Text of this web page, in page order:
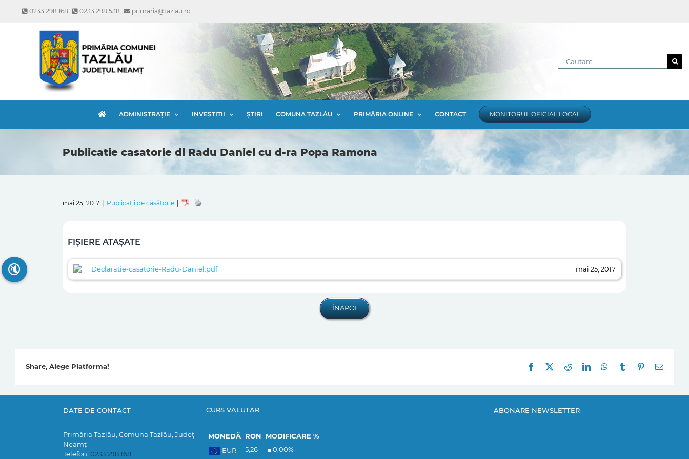
content
0233.298.168 0233.298.538 primaria@tazlau.ro
Cautare...
ADMINISTRAȚIE INVESTIȚII ȘTIRI COMUNA TAZLĂU PRIMĂRIA ONLINE CONTACT MONITORUL OFICIAL LOCAL
Publicatie casatorie dl Radu Daniel cu d-ra Popa Ramona
mai 25, 2017 Publicații de căsătorie
FIȘIERE ATAȘATE
Declaratie-casatorie-Radu-Daniel.pdf mai 25, 2017
Share, Alege Platforma! Facebook RedditLinkedInWhatsApp
Tumblr Pinterest
E-
DATE DE CONTACT
Primăria Tazlău, Comuna Tazlău, Județ
Neamț
Telefon: 0233.298.168
CURS VALUTAR
MONEDĂ RON
MODIFICARE %
EUR
5,26 0,00%
ABONARE NEWSLETTER
🔇